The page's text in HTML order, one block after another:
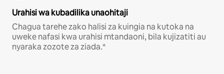
Urahisi wa kubadilika unaohitaji
Chagua tarehe zako halisi za kuingia na kutoka na
uweke nafasi kwa urahisi mtandaoni, bila kujizatiti au
nyaraka zozote za ziada.*